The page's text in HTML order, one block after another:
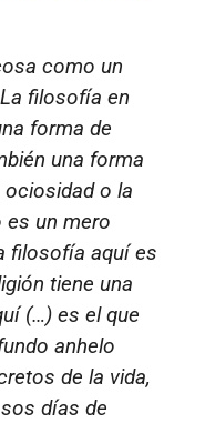
como un
filosofía en
forma de
una forma
ociosidad o la
un mero
filosofía aquí es
tiene una
(…) es el que
anhelo
de la vida,
días de